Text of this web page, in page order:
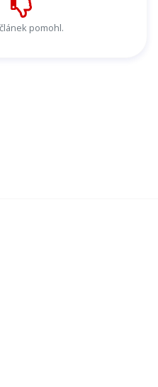
pomohl.